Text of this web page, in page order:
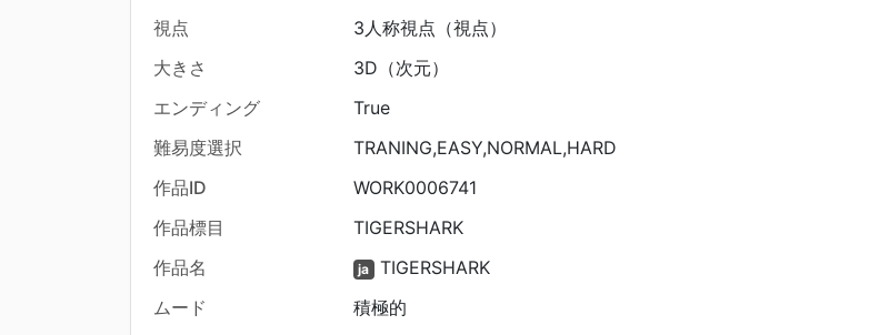
視点
3人称視点（視点）
大きさ
3D（次元）
エンディング
True
難易度選択
TRANING,EASY,NORMAL,HARD
作品ID
WORK0006741
作品標目
TIGERSHARK
作品名
ja
TIGERSHARK
ムード
積極的